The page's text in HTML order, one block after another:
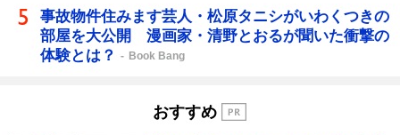
事故物件住みます芸人・松原タニシがいわくつきの
部屋を大公開 漫画家・清野とおるが聞いた衝撃の
体験とは？
Book Bang
おすすめ